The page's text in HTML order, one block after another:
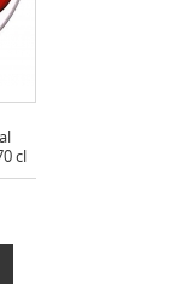
cl